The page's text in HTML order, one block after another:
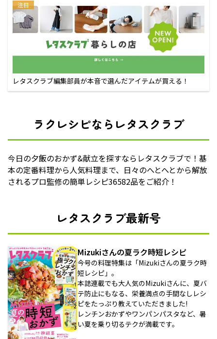
注目
レタスクラブ編集部員が本音で選んだアイテムが買える！
ラクレシピならレタスクラブ
今日の夕飯のおかず&献立を探すならレタスクラブで！基
本の定番料理から人気料理まで、日々のへとへとから解放
されるプロ監修の簡単レシピ36582品をご紹介！
レタスクラブ最新号
Mizukiさんの夏ラク時短レシピ
今号の料理特集は「Mizukiさんの夏ラク時
短レシピ」。
本誌連載でも大人気のMizukiさんに、夏バ
テ防止にもなる、栄養満点の手間なしレシ
ピをたっぷり教えていただきました!
レンチンおかずやワンパンパスタなど、暑
い夏を乗り切るテクが満載です。